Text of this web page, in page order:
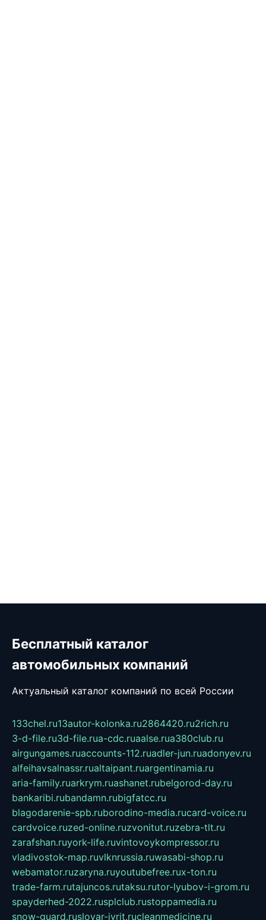
Бесплатный каталог
автомобильных компаний
Актуальный каталог компаний по всей России
133chel.ru13autor-kolonka.ru2864420.ru2rich.ru
3-d-file.ru3d-file.rua-cdc.ruaalse.rua380club.ru
airgungames.ruaccounts-112.ruadler-jun.ruadonyev.ru
alfeihavsalnassr.rualtaipant.ruargentinamia.ru
aria-family.ruarkrym.ruashanet.rubelgorod-day.ru
bankaribi.rubandamn.rubigfatcc.ru
blagodarenie-spb.ruborodino-media.rucard-voice.ru
cardvoice.ruzed-online.ruzvonitut.ruzebra-tlt.ru
zarafshan.ruyork-life.ruvintovoykompressor.ru
vladivostok-map.ruvlknrussia.ruwasabi-shop.ru
webamator.ruzaryna.ruyoutubefree.rux-ton.ru
trade-farm.rutajuncos.rutaksu.rutor-lyubov-i-grom.ru
spayderhed-2022.rusplclub.rustoppamedia.ru
snow-guard.ruslovar-ivrit.rucleanmedicine.ru